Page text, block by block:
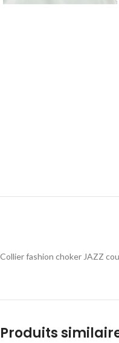
Collier fashion choker JAZZ
Produits